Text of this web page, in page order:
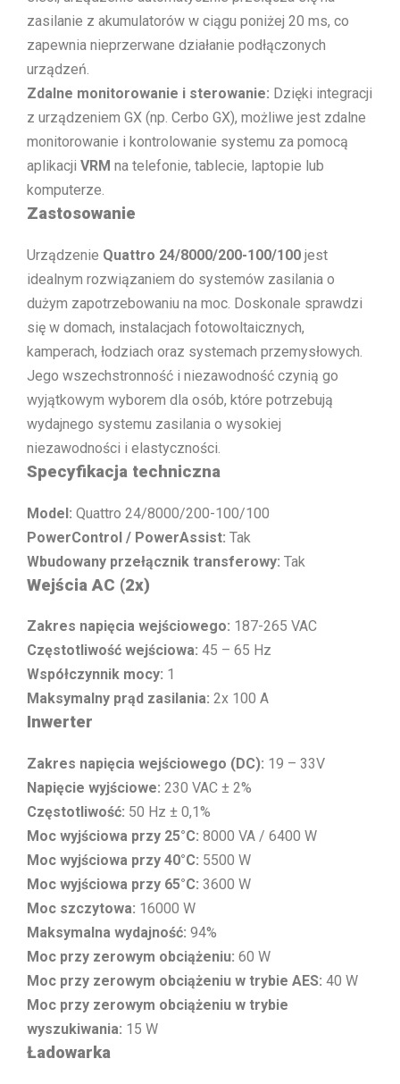
zasilanie z akumulatorów w ciągu poniżej 20 ms, co
zapewnia nieprzerwane działanie podłączonych
urządzeń.
Zdalne monitorowanie i sterowanie: Dzięki integracji
z urządzeniem GX (np. Cerbo GX), możliwe jest zdalne
monitorowanie i kontrolowanie systemu za pomocą
aplikacji VRM na telefonie, tablecie, laptopie lub
komputerze.
Zastosowanie
Urządzenie Quattro 24/8000/200-100/100 jest
idealnym rozwiązaniem do systemów zasilania o
dużym zapotrzebowaniu na moc. Doskonale sprawdzi
się w domach, instalacjach fotowoltaicznych,
kamperach, łodziach oraz systemach przemysłowych.
Jego wszechstronność i niezawodność czynią go
wyjątkowym wyborem dla osób, które potrzebują
wydajnego systemu zasilania o wysokiej
niezawodności i elastyczności.
Specyfikacja techniczna
Model: Quattro 24/8000/200-100/100
PowerControl / PowerAssist: Tak
Wbudowany przełącznik transferowy: Tak
Wejścia AC (2x)
Zakres napięcia wejściowego: 187-265 VAC
Częstotliwość wejściowa: 45 – 65 Hz
Współczynnik mocy: 1
Maksymalny prąd zasilania: 2x 100 A
Inwerter
Zakres napięcia wejściowego (DC): 19 – 33V
Napięcie wyjściowe: 230 VAC ± 2%
Częstotliwość: 50 Hz ± 0,1%
Moc wyjściowa przy 25°C: 8000 VA / 6400 W
Moc wyjściowa przy 40°C: 5500 W
Moc wyjściowa przy 65°C: 3600 W
Moc szczytowa: 16000 W
Maksymalna wydajność: 94%
Moc przy zerowym obciążeniu: 60 W
Moc przy zerowym obciążeniu w trybie AES: 40 W
Moc przy zerowym obciążeniu w trybie
wyszukiwania: 15 W
Ładowarka